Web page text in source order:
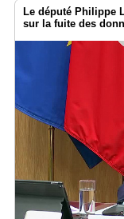
Accueil
Gazette
Vidéos
Médias
du
groupe
Le député Philippe
sur la fuite des